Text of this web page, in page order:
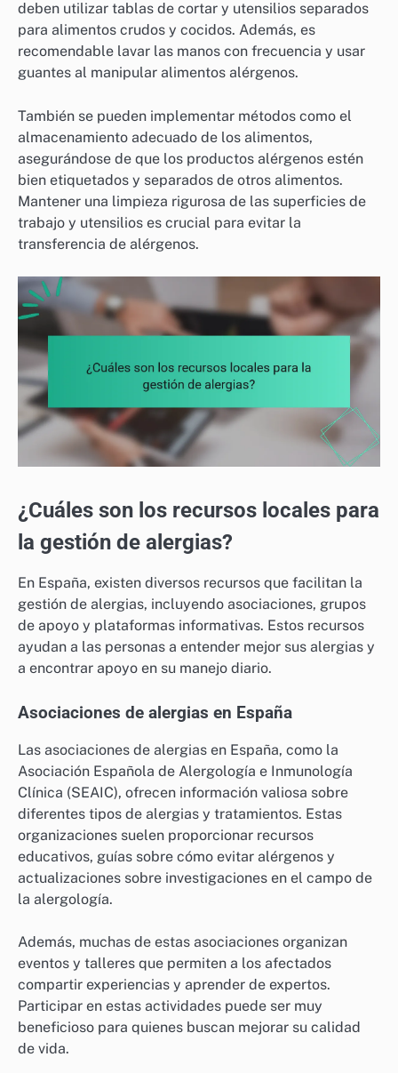
deben utilizar tablas de cortar y utensilios separados
para alimentos crudos y cocidos. Además, es
recomendable lavar las manos con frecuencia y usar
guantes al manipular alimentos alérgenos.
También se pueden implementar métodos como el
almacenamiento adecuado de los alimentos,
asegurándose de que los productos alérgenos estén
bien etiquetados y separados de otros alimentos.
Mantener una limpieza rigurosa de las superficies de
trabajo y utensilios es crucial para evitar la
transferencia de alérgenos.
¿Cuáles son los recursos locales para
la gestión de alergias?
En España, existen diversos recursos que facilitan la
gestión de alergias, incluyendo asociaciones, grupos
de apoyo y plataformas informativas. Estos recursos
ayudan a las personas a entender mejor sus alergias y
a encontrar apoyo en su manejo diario.
Asociaciones de alergias en España
Las asociaciones de alergias en España, como la
Asociación Española de Alergología e Inmunología
Clínica (SEAIC), ofrecen información valiosa sobre
diferentes tipos de alergias y tratamientos. Estas
organizaciones suelen proporcionar recursos
educativos, guías sobre cómo evitar alérgenos y
actualizaciones sobre investigaciones en el campo de
la alergología.
Además, muchas de estas asociaciones organizan
eventos y talleres que permiten a los afectados
compartir experiencias y aprender de expertos.
Participar en estas actividades puede ser muy
beneficioso para quienes buscan mejorar su calidad
de vida.